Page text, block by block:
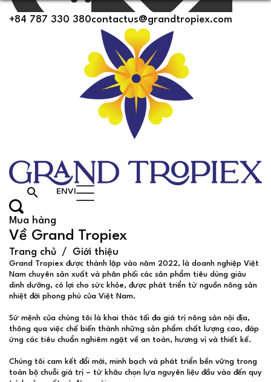
+84 787 330 380contactus@grandtropiex.com
search
Mua hàng
ENVI
Về Grand Tropiex
Trang chủ Giới thiệu
Grand Tropiex được thành lập vào năm 2022, là doanh nghiệp Việt
Nam chuyên sản xuất và phân phối các sản phẩm tiêu dùng giàu
dinh dưỡng, có lợi cho sức khỏe, được phát triển từ nguồn nông sản
nhiệt đới phong phú của Việt Nam.
Sứ mệnh của chúng tôi là khai thác tối đa giá trị nông sản nội địa,
thông qua việc chế biến thành những sản phẩm chất lượng cao, đáp
ứng các tiêu chuẩn nghiêm ngặt về an toàn, hương vị và thiết kế.
Chúng tôi cam kết đổi mới, minh bạch và phát triển bền vững trong
toàn bộ chuỗi giá trị – từ khâu chọn lựa nguyên liệu đầu vào đến quy